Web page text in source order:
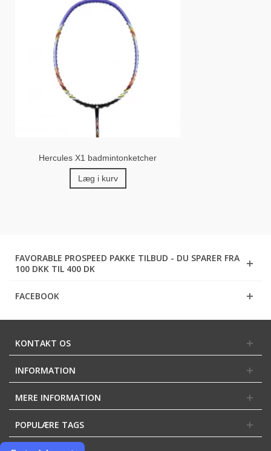
Hercules X1 badmintonketcher
Læg i kurv
FAVORABLE PROSPEED PAKKE TILBUD - DU SPARER FRA
100 DKK TIL 400 DK
FACEBOOK
KONTAKT OS
INFORMATION
MERE INFORMATION
POPULÆRE TAGS